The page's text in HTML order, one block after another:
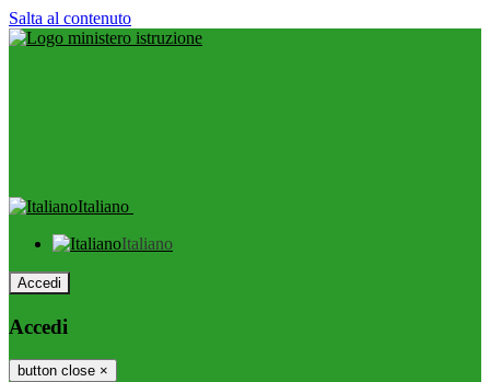
Salta al contenuto
Italiano
Italiano
Accedi
Accedi
button close ×